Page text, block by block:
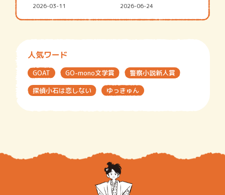
2026-03-11 2026-06-24
人気ワード
GOAT GO-mono文学賞
警察小説新人賞
探偵小石は恋しない
ゆっきゅん